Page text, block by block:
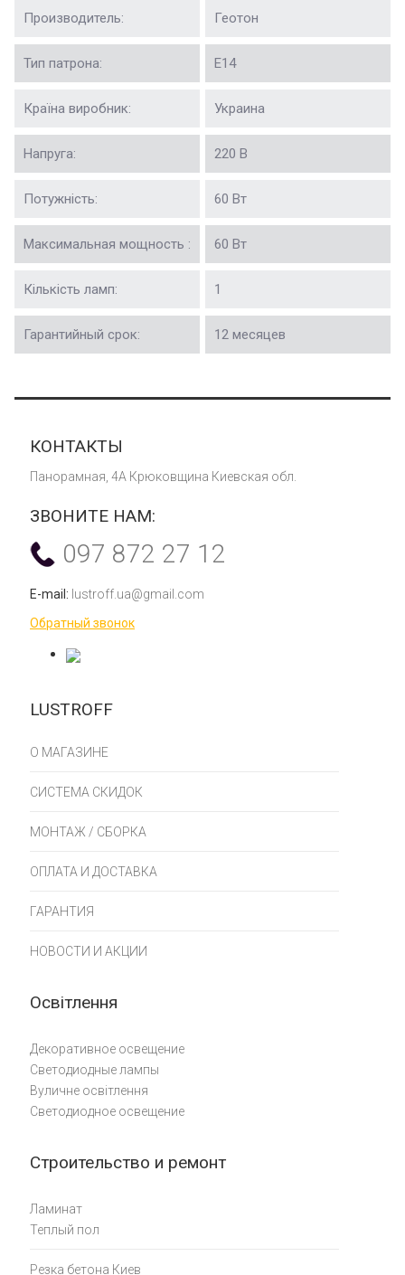
Производитель: Геотон
Тип патрона: Е14
Країна виробник: Украина
Напруга: 220 В
Потужність: 60 Вт
Максимальная мощность : 60 Вт
Кількість ламп: 1
Гарантийный срок: 12 месяцев
LUSTROFF
О МАГАЗИНЕ
СИСТЕМА СКИДОК
МОНТАЖ / СБОРКА
ОПЛАТА И ДОСТАВКА
ГАРАНТИЯ
НОВОСТИ И АКЦИИ
Освітлення
Декоративное освещение
Светодиодные лампы
Вуличне освітлення
Светодиодное освещение
Строительство и ремонт
Ламинат
Теплый пол
Резка бетона Киев
КОНТАКТЫ
Панорамная, 4А Крюковщина Киевская обл.
ЗВОНИТЕ НАМ:
097 872 27 12
E-mail: lustroff.ua@gmail.com
Обратный звонок